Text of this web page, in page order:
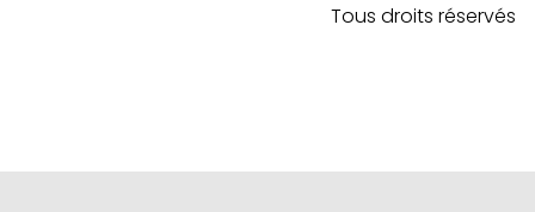
Tous droits réservés